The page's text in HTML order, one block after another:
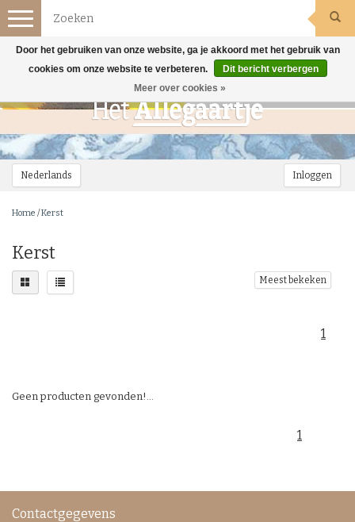
Nederlands Inloggen
Toggle
navigation
Home /Kerst
Kerst
Meest bekeken
1
Geen producten gevonden!...
1
Contactgegevens
Door het gebruiken van onze website, ga je akkoord met het gebruik van
cookies om onze website te verbeteren.
Dit bericht verbergen
Meer over cookies »